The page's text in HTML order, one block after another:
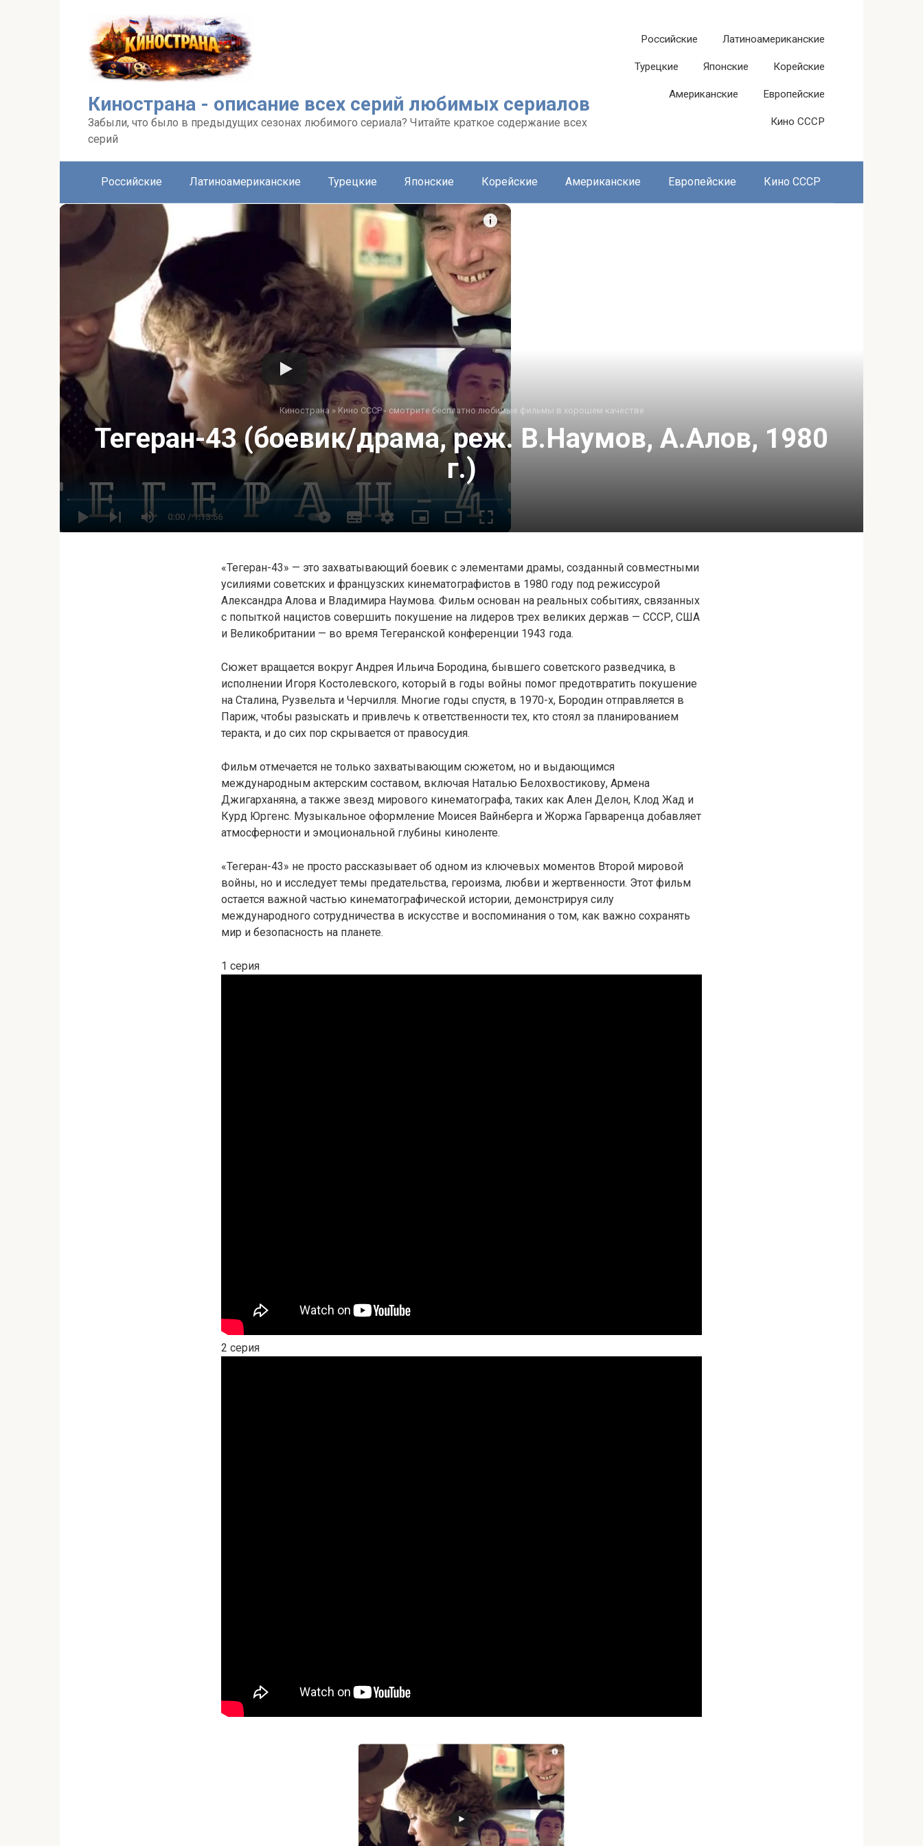
Кинострана - описание всех серий любимых сериалов
Забыли, что было в предыдущих сезонах любимого сериала? Читайте краткое содержание всех
серий
Российские Латиноамериканские
Турецкие Японские Корейские
Американские Европейские
Кино СССР
Российские Латиноамериканские Турецкие Японские Корейские Американские Европейские Кино СССР
Кинострана » Кино СССР - смотрите бесплатно любимые фильмы в хорошем качестве
Тегеран-43 (боевик/драма, реж. В.Наумов, А.Алов, 1980
г.)
«Тегеран-43» — это захватывающий боевик с элементами драмы, созданный совместными
усилиями советских и французских кинематографистов в 1980 году под режиссурой
Александра Алова и Владимира Наумова. Фильм основан на реальных событиях, связанных
с попыткой нацистов совершить покушение на лидеров трех великих держав — СССР, США
и Великобритании — во время Тегеранской конференции 1943 года.
Сюжет вращается вокруг Андрея Ильича Бородина, бывшего советского разведчика, в
исполнении Игоря Костолевского, который в годы войны помог предотвратить покушение
на Сталина, Рузвельта и Черчилля. Многие годы спустя, в 1970-х, Бородин отправляется в
Париж, чтобы разыскать и привлечь к ответственности тех, кто стоял за планированием
теракта, и до сих пор скрывается от правосудия.
Фильм отмечается не только захватывающим сюжетом, но и выдающимся
международным актерским составом, включая Наталью Белохвостикову, Армена
Джигарханяна, а также звезд мирового кинематографа, таких как Ален Делон, Клод Жад и
Курд Юргенс. Музыкальное оформление Моисея Вайнберга и Жоржа Гарваренца добавляет
атмосферности и эмоциональной глубины киноленте.
«Тегеран-43» не просто рассказывает об одном из ключевых моментов Второй мировой
войны, но и исследует темы предательства, героизма, любви и жертвенности. Этот фильм
остается важной частью кинематографической истории, демонстрируя силу
международного сотрудничества в искусстве и воспоминания о том, как важно сохранять
мир и безопасность на планете.
1 серия
2 серия